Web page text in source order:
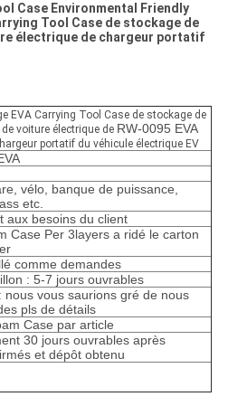
Case Environmental Friendly
Tool Case de stockage de
électrique de chargeur portatif
EVA Carrying Tool Case de stockage de
voiture électrique de RW-0095 EVA
portatif du véhicule électrique EV
vélo, banque de puissance,
etc.
aux besoins du client
Case Per 3layers a ridé le carton
comme demandes
: 5-7 jours ouvrables
nous vous saurions gré de nous
pls de détails
Case par article
30 jours ouvrables après
et dépôt obtenu